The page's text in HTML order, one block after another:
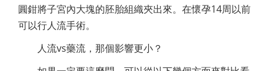
圓鉗將子宮內大塊的胚胎組織夾出來。在懷孕14周以前
可以行人流手術。
人流vs藥流，那個影響更小？